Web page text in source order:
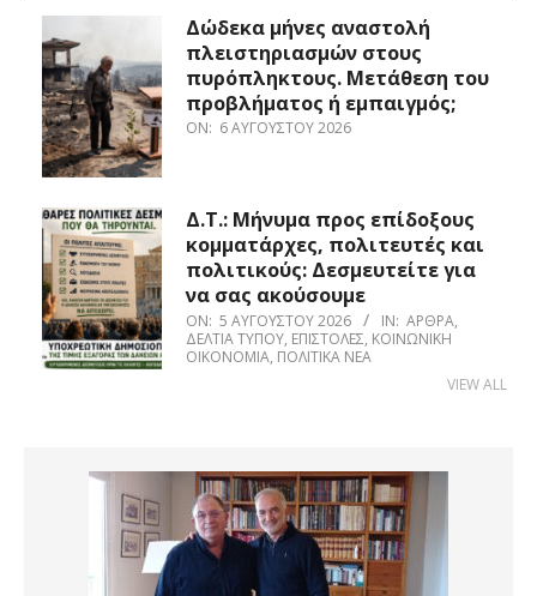
Δώδεκα μήνες αναστολή
πλειστηριασμών στους
πυρόπληκτους. Μετάθεση του
προβλήματος ή εμπαιγμός;
ON: 6 ΑΥΓΟΎΣΤΟΥ 2026
Δ.Τ.: Μήνυμα προς επίδοξους
κομματάρχες, πολιτευτές και
πολιτικούς: Δεσμευτείτε για
να σας ακούσουμε
ON: 5 ΑΥΓΟΎΣΤΟΥ 2026 IN: ΆΡΘΡΑ,
ΔΕΛΤΊΑ ΤΎΠΟΥ, ΕΠΙΣΤΟΛΈΣ, ΚΟΙΝΩΝΙΚΉ
ΟΙΚΟΝΟΜΊΑ, ΠΟΛΙΤΙΚΆ ΝΈΑ
VIEW ALL